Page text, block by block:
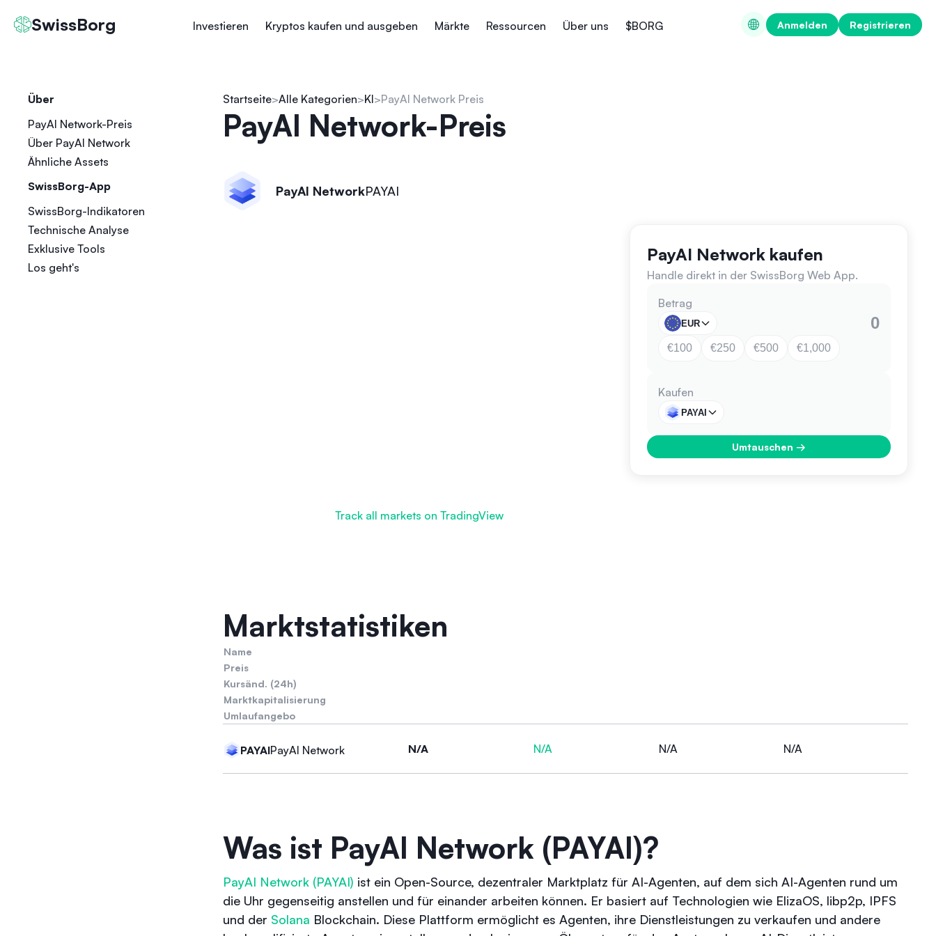
SwissBorg Investieren Kryptos kaufen und ausgeben Märkte Ressourcen Über uns $BORG Anmelden Registrieren
Über
PayAI Network-Preis
Über PayAI Network
Ähnliche Assets
SwissBorg-App
SwissBorg-Indikatoren
Technische Analyse
Exklusive Tools
Los geht's
Startseite Alle Kategorien KI PayAI Network Preis
PayAI Network-Preis
PayAI NetworkPAYAI
PayAI Network kaufen
Handle direkt in der SwissBorg Web App.
Betrag
EUR
€100 €250 €500 €1,000
Kaufen
PAYAI
Umtauschen →
Track all markets on TradingView
Marktstatistiken
Name
Preis
Kursänd. (24h)
Marktkapitalisierung
Umlaufangebo
PAYAIPayAI Network N/A N/A N/A N/A
Was ist PayAI Network (PAYAI)?
PayAI Network (PAYAI) ist ein Open-Source, dezentraler Marktplatz für AI-Agenten, auf dem sich AI-Agenten rund um
die Uhr gegenseitig anstellen und für einander arbeiten können. Er basiert auf Technologien wie ElizaOS, libp2p, IPFS
und der Solana Blockchain. Diese Plattform ermöglicht es Agenten, ihre Dienstleistungen zu verkaufen und andere